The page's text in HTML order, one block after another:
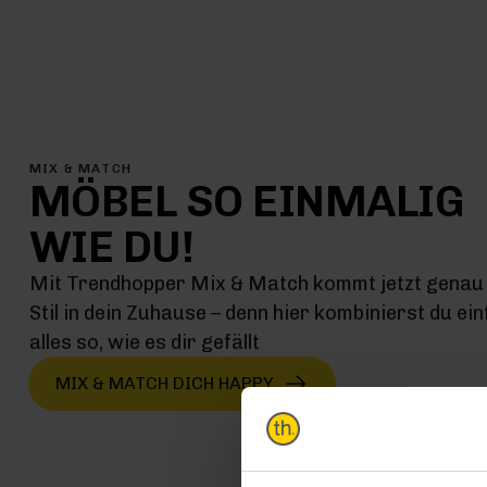
MIX & MATCH
MÖBEL SO EINMALIG
WIE DU!
Mit Trendhopper Mix & Match kommt jetzt genau
Stil in dein Zuhause – denn hier kombinierst du
alles so, wie es dir gefällt
MIX & MATCH DICH HAPPY